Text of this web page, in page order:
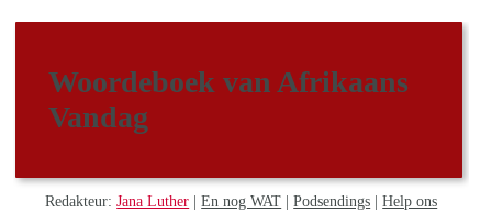
Woordeboek van Afrikaans
Vandag
Redakteur:Jana Luther |En nog WAT |Podsendings |Help ons